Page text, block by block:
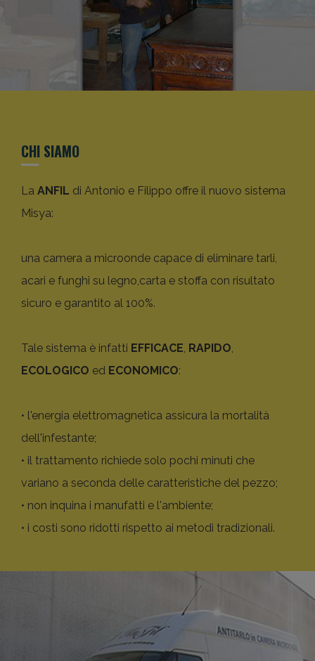
CHI SIAMO
La ANFIL di Antonio e Filippo offre il nuovo sistema
Misya:
una camera a microonde capace di eliminare tarli,
acari e funghi su legno,carta e stoffa con risultato
sicuro e garantito al 100%.
Tale sistema è infatti EFFICACE, RAPIDO,
ECOLOGICO ed ECONOMICO:
• l'energia elettromagnetica assicura la mortalità
dell'infestante;
• il trattamento richiede solo pochi minuti che
variano a seconda delle caratteristiche del pezzo;
• non inquina i manufatti e l'ambiente;
• i costi sono ridotti rispetto ai metodi tradizionali.